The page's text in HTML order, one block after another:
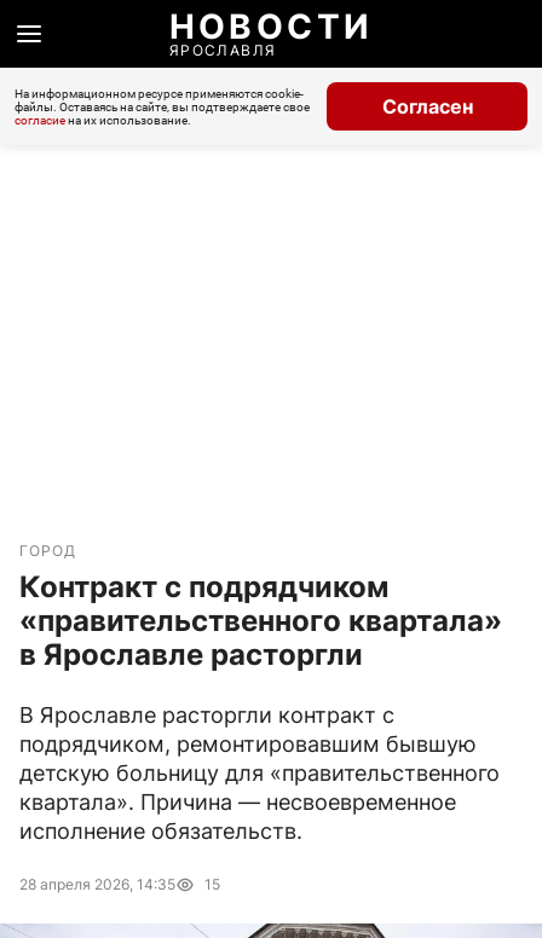
НОВОСТИ
ЯРОСЛАВЛЯ
На информационном ресурсе применяются cookie-
файлы. Оставаясь на сайте, вы подтверждаете свое
согласиена их использование.
Согласен
ГОРОД
Контракт с подрядчиком
«правительственного квартала»
в Ярославле расторгли
В Ярославле расторгли контракт с
подрядчиком, ремонтировавшим бывшую
детскую больницу для «правительственного
квартала». Причина — несвоевременное
исполнение обязательств.
28 апреля 2026, 14:35 15